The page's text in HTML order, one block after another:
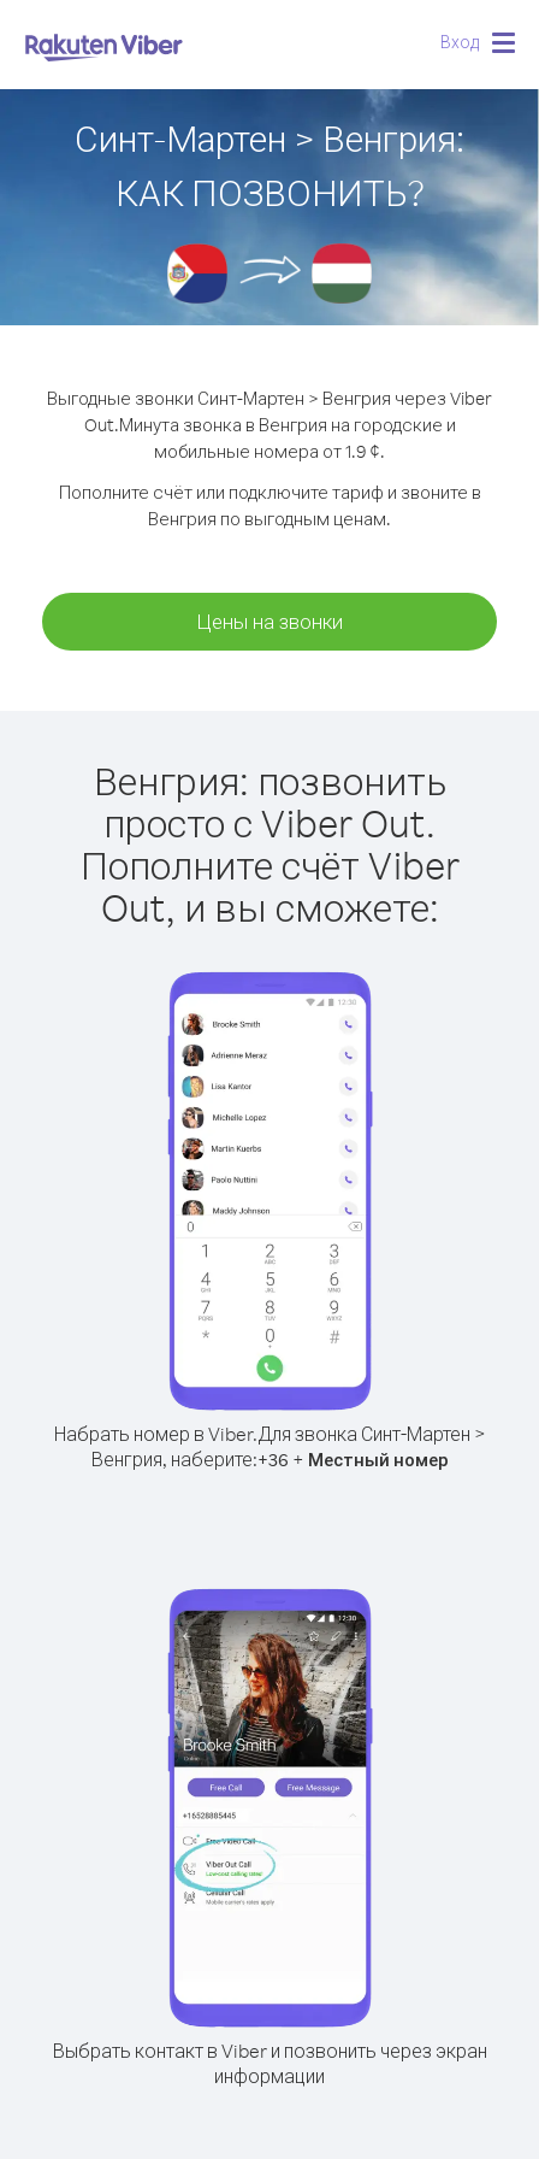
Вход
Синт-Мартен > Венгрия:
КАК ПОЗВОНИТЬ?
Выгодные звонки Синт-Мартен > Венгрия через Viber
Out.Минута звонка в Венгрия на городские и
мобильные номера от 1.9 ¢.
Пополните счёт или подключите тариф и звоните в
Венгрия по выгодным ценам.
Цены на звонки
Венгрия: позвонить
просто с Viber Out.
Пополните счёт Viber
Out, и вы сможете:
Набрать номер в Viber.Для звонка Синт-Мартен >
Венгрия, наберите:+36 + Местный номер
Выбрать контакт в Viber и позвонить через экран
информации